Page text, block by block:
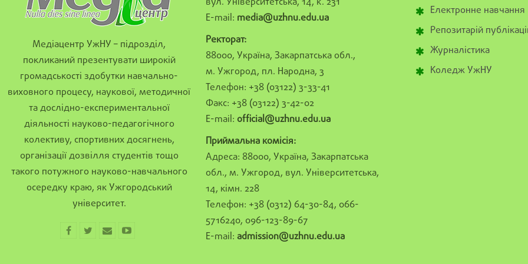
Медіацентр УжНУ – підрозділ,
покликаний презентувати широкій
громадськості здобутки навчально-
виховного процесу, наукової, методичної
та дослідно-експериментальної
діяльності науково-педагогічного
колективу, спортивних досягнень,
організації дозвілля студентів тощо
такого потужного науково-навчального
осередку краю, як Ужгородський
університет.
E-mail: media@uzhnu.edu.ua
Ректорат:
88000, Україна, Закарпатська обл.,
м. Ужгород, пл. Народна, 3
Телефон: +38 (03122) 3-33-41
Факс: +38 (03122) 3-42-02
E-mail: official@uzhnu.edu.ua
Приймальна комісія:
Адреса: 88000, Україна, Закарпатська
обл., м. Ужгород, вул. Університетська,
14, кімн. 228
Телефон: +38 (0312) 64-30-84, 066-
5716240, 096-123-89-67
E-mail: admission@uzhnu.edu.ua
Електронне навчання
Репозитарій
Журналістика
Коледж УжНУ